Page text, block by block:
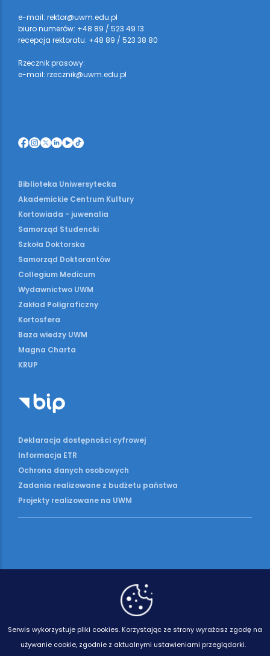
e-mail: rektor@uwm.edu.pl
biuro numerów: +48 89 / 523 49 13
recepcja rektoratu: +48 89 / 523 38 80
Rzecznik prasowy:
e-mail: rzecznik@uwm.edu.pl
Biblioteka Uniwersytecka
Akademickie Centrum Kultury
Kortowiada - juwenalia
Samorząd Studencki
Szkoła Doktorska
Samorząd Doktorantów
Collegium Medicum
Wydawnictwo UWM
Zakład Poligraficzny
Kortosfera
Baza wiedzy UWM
Magna Charta
KRUP
Deklaracja dostępności cyfrowej
Informacja ETR
Ochrona danych osobowych
Zadania realizowane z budżetu państwa
Projekty realizowane na UWM
Serwis wykorzystuje pliki cookies. Korzystając ze strony wyrażasz zgodę na
używanie cookie, zgodnie z aktualnymi ustawieniami przeglądarki.